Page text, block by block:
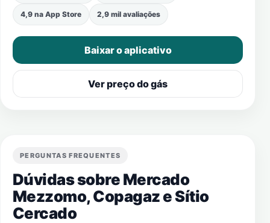
4,9 na App Store 2,9 mil avaliações
Baixar o aplicativo
Ver preço do gás
PERGUNTAS FREQUENTES
Dúvidas sobre Mercado
Mezzomo, Copagaz eSítio
Cercado